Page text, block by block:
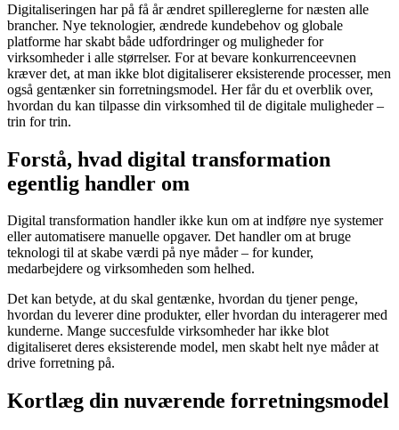
Digitaliseringen har på få år ændret spillereglerne for næsten alle
brancher. Nye teknologier, ændrede kundebehov og globale
platforme har skabt både udfordringer og muligheder for
virksomheder i alle størrelser. For at bevare konkurrenceevnen
kræver det, at man ikke blot digitaliserer eksisterende processer, men
også gentænker sin forretningsmodel. Her får du et overblik over,
hvordan du kan tilpasse din virksomhed til de digitale muligheder –
trin for trin.
Forstå, hvad digital transformation
egentlig handler om
Digital transformation handler ikke kun om at indføre nye systemer
eller automatisere manuelle opgaver. Det handler om at bruge
teknologi til at skabe værdi på nye måder – for kunder,
medarbejdere og virksomheden som helhed.
Det kan betyde, at du skal gentænke, hvordan du tjener penge,
hvordan du leverer dine produkter, eller hvordan du interagerer med
kunderne. Mange succesfulde virksomheder har ikke blot
digitaliseret deres eksisterende model, men skabt helt nye måder at
drive forretning på.
Kortlæg din nuværende forretningsmodel